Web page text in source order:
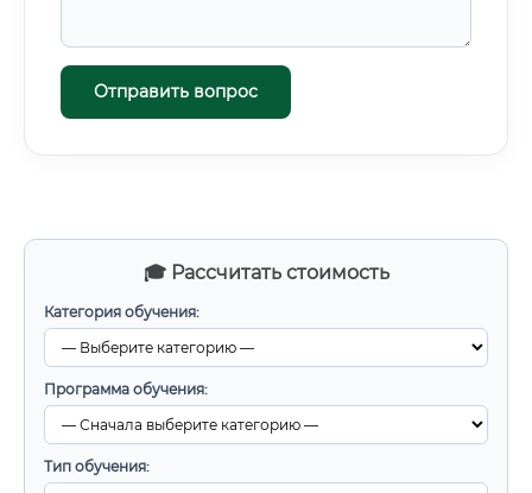
🎓 Рассчитать стоимость
Категория обучения:
Программа обучения:
Тип обучения:
Отправить вопрос